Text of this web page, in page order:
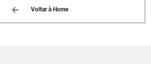
Voltar à Home